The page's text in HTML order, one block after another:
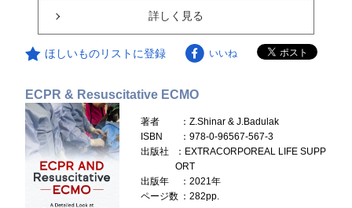
詳しく見る
ほしいものリストに登録 いいね
ECPR & Resuscitative ECMO
著者
：Z.Shinar & J.Badulak
ISBN
：978-0-96567-567-3
出版社
：EXTRACORPOREAL LIFE SUPP
ORT
出版年
：2021年
ページ数 ：282pp.